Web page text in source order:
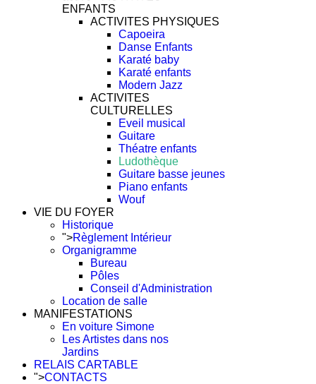
ENFANTS
ACTIVITES PHYSIQUES
Capoeira
Danse Enfants
Karaté baby
Karaté enfants
Modern Jazz
ACTIVITES
CULTURELLES
Eveil musical
Guitare
Théatre enfants
Ludothèque
Guitare basse jeunes
Piano enfants
Wouf
VIE DU FOYER
Historique
">Règlement Intérieur
Organigramme
Bureau
Pôles
Conseil d'Administration
Location de salle
MANIFESTATIONS
En voiture Simone
Les Artistes dans nos
Jardins
RELAIS CARTABLE
">CONTACTS